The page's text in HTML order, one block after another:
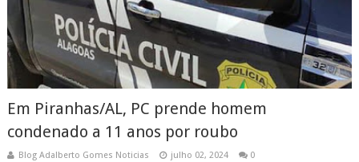
Em Piranhas/AL, PC prende homem
condenado a 11 anos por roubo
Blog Adalberto Gomes Noticias julho 02, 2024 0